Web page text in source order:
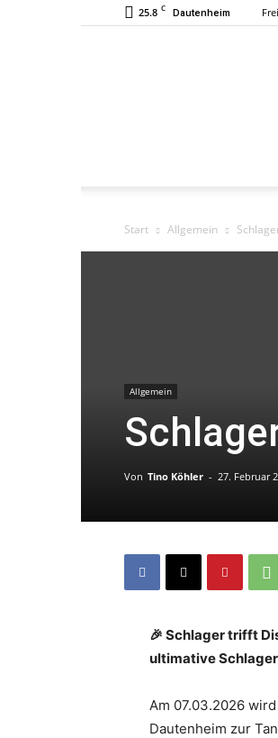
25.8 C Dautenheim
Start Allgemein
Allgemein
Von Tino Köhler - 27. Februar
🎉 Schlager trifft
ultimative
Am 07.03.2026
Dautenheim zur